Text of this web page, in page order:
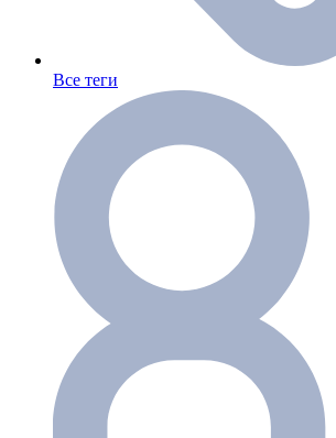
Все теги